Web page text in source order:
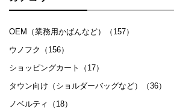
OEM（業務用かばんなど）（157）
ウノフク（156）
ショッピングカート（17）
タウン向け（ショルダーバッグなど）（36）
ノベルティ（18）